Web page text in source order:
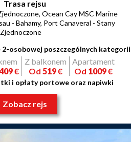
Trasa rejsu
Ocean Cay MSC Marine
- Bahamy, Port Canaveral - Stany
Zjednoczone
2-osobowej poszczególnych kategorii
€
Z balkonem
Od 519€
Apartament
Od 1009€
i opłaty portowe oraz napiwki
Zobacz rejs